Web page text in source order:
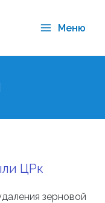
Меню
ЦРк
зерновой